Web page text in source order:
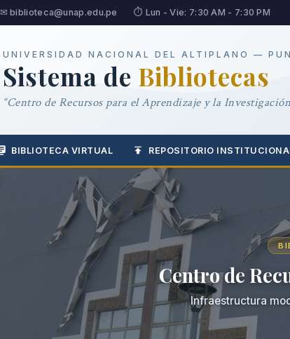
✉ biblioteca@unap.edu.pe ⏱ Lun - Vie: 7:30 AM - 7:30 PM
UNIVERSIDAD NACIONAL DEL ALTIPLANO —
Sistema de Bibliotecas
“Centro de Recursos para el Aprendizaje y la
BIBLIOTECA VIRTUAL REPOSITORIO
Centro de
Infraestructura